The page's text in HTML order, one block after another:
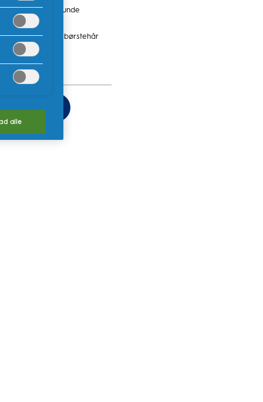
passer til små munde
ekstra bløde børstehår
nu
alle